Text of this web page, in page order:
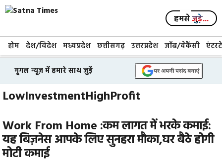
Skip
content
हमसेजुड़े...
होम देश/विदेश मध्यप्रदेश छत्तीसगढ़ उत्तरप्रदेश जॉब/वेकैंसी
गूगल न्यूज़ में हमारे साथ जुड़ें
LowInvestmentHighProfit
Work From Home :कम लागत में भरके कमाई:
यह बिज़नेस आपके लिए सुनहरा मौका,घर बैठे होगी
मोटी कमाई